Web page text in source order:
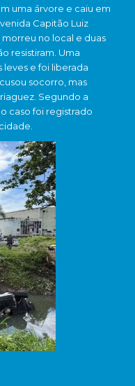
uma árvore e caiu em
Capitão Luiz
no local e duas
resistiram. Uma
e foi liberada
socorro, mas
Segundo a
caso foi registrado